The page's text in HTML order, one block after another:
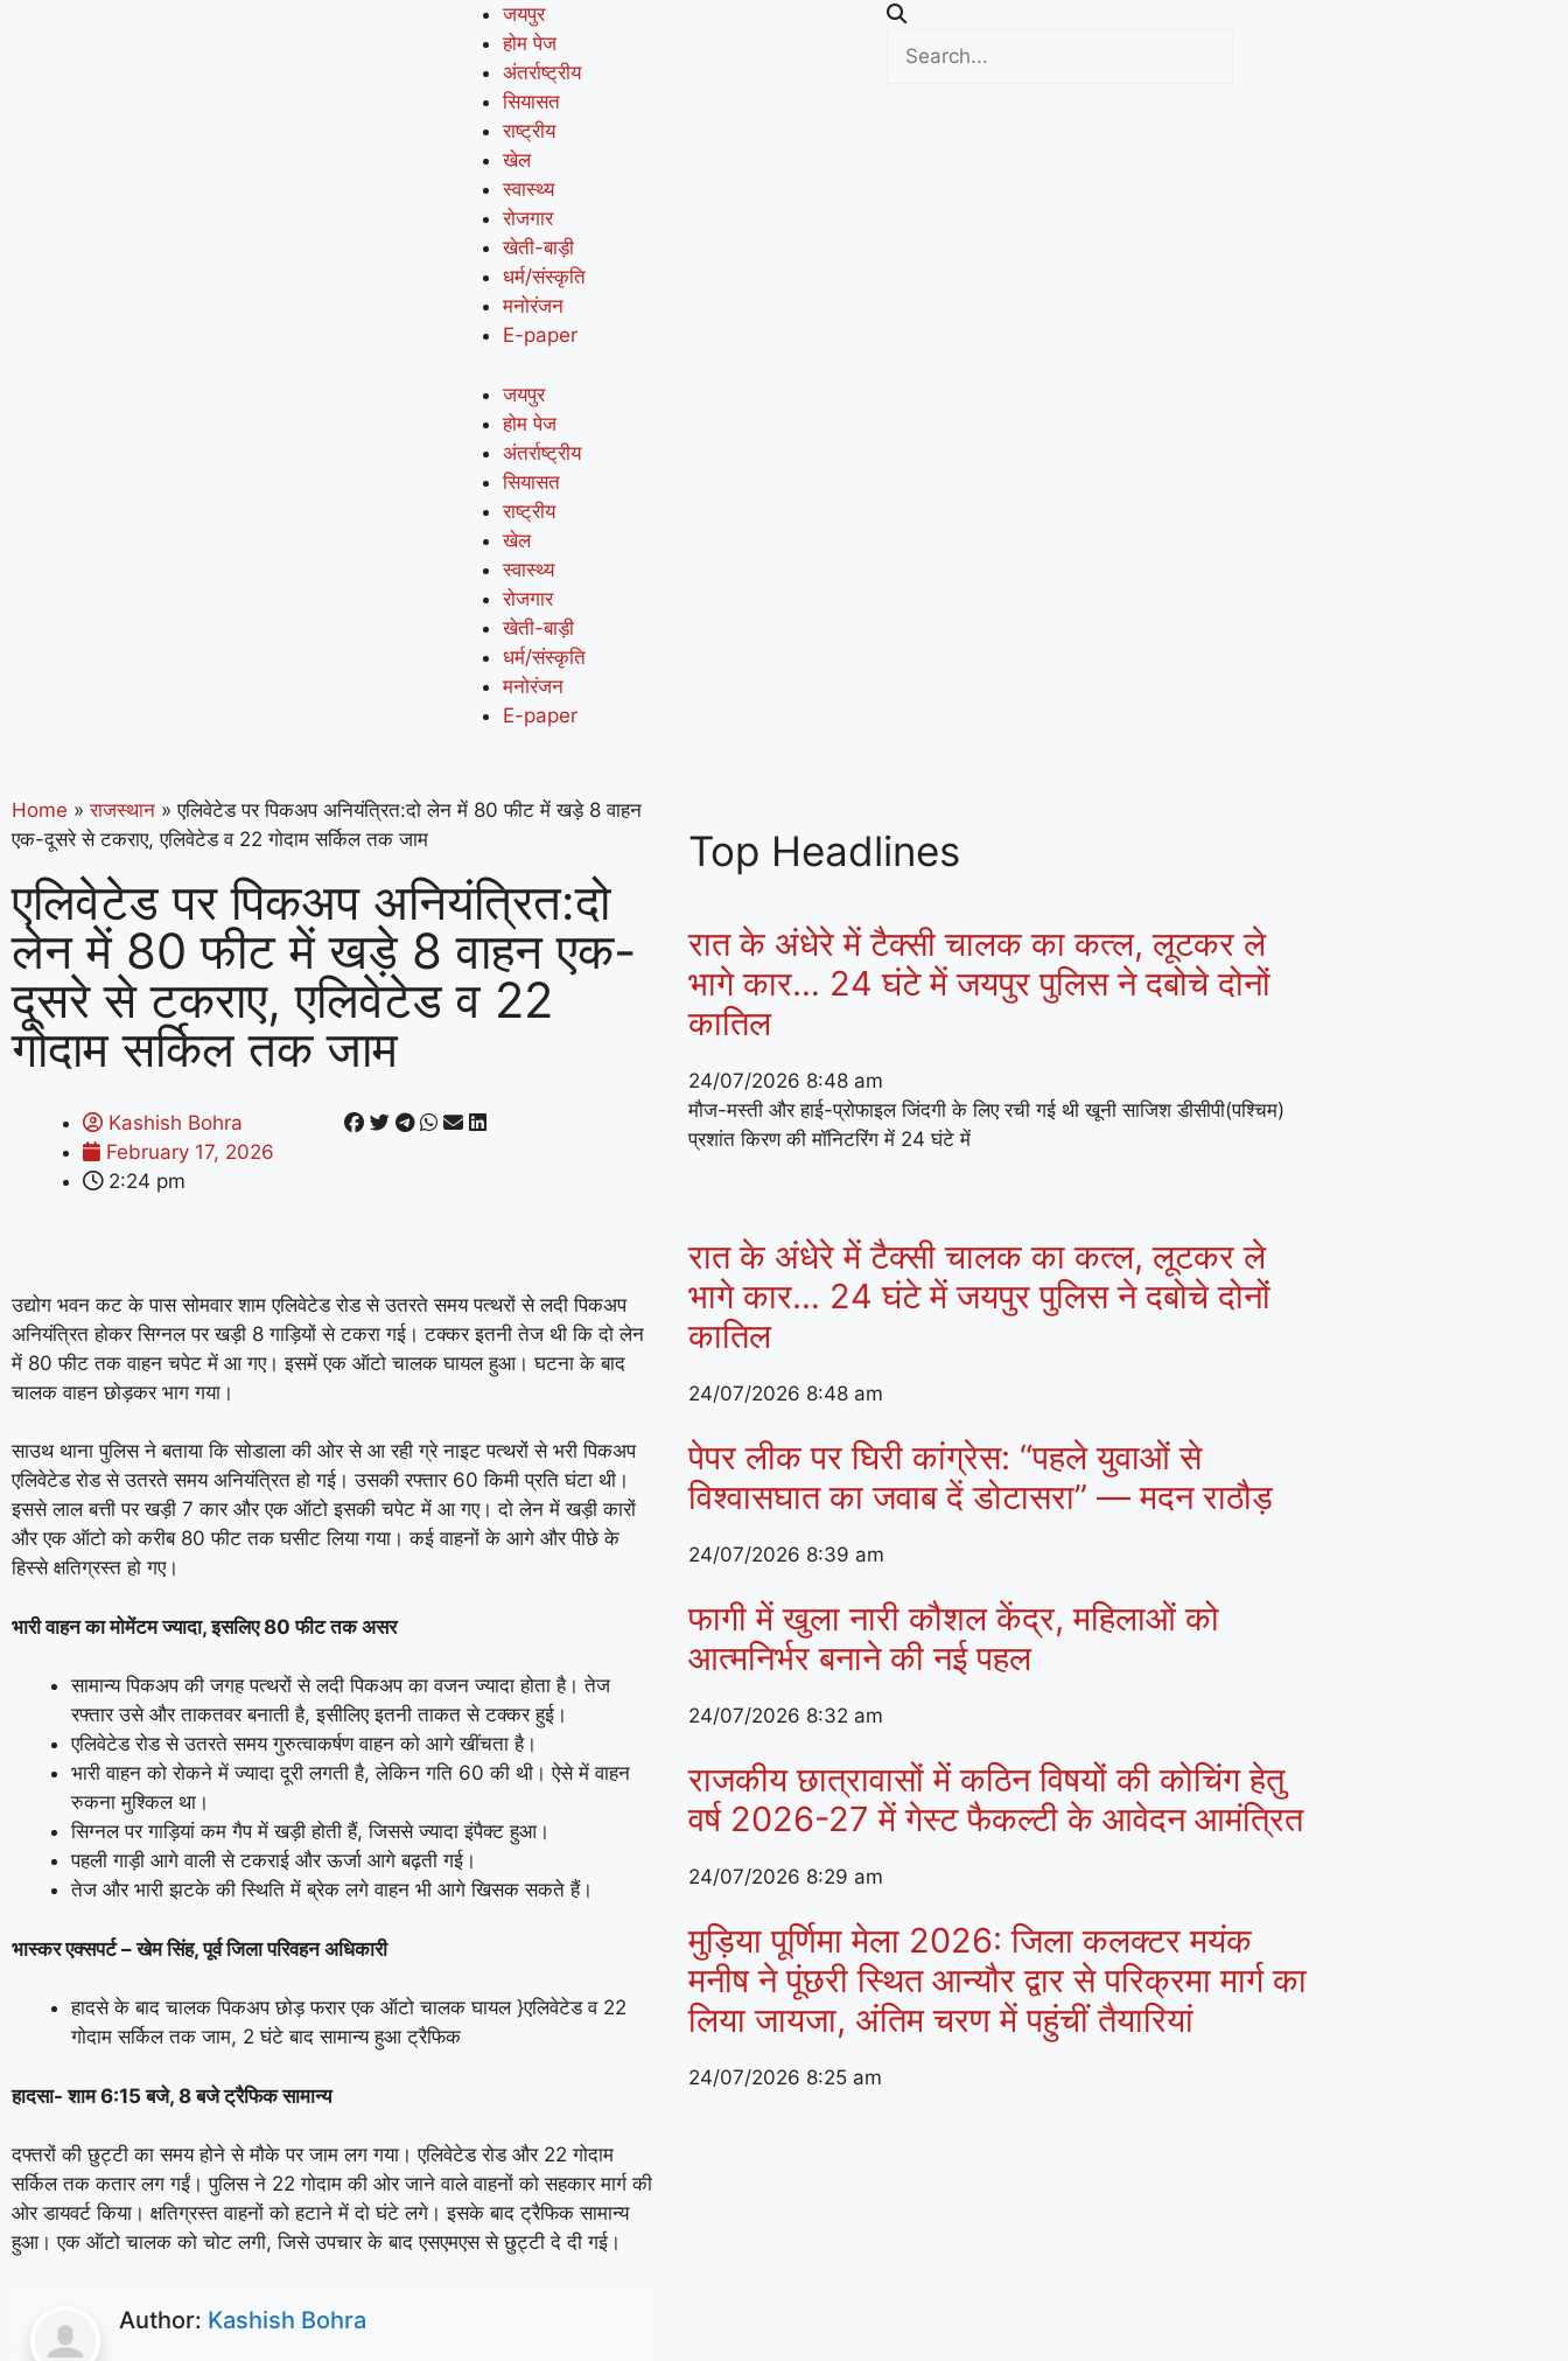
जयपुर
होम पेज
अंतर्राष्ट्रीय
सियासत
राष्ट्रीय
खेल
स्वास्थ्य
रोजगार
खेती-बाड़ी
धर्म/संस्कृति
मनोरंजन
E-paper
जयपुर
होम पेज
अंतर्राष्ट्रीय
सियासत
राष्ट्रीय
खेल
स्वास्थ्य
रोजगार
खेती-बाड़ी
धर्म/संस्कृति
मनोरंजन
E-paper
Home » राजस्थान » एलिवेटेड पर पिकअप अनियंत्रित:दो लेन में 80 फीट में खड़े 8 वाहन
एक-दूसरे से टकराए, एलिवेटेड व 22 गोदाम सर्किल तक जाम
एलिवेटेड पर पिकअप अनियंत्रित:दो
लेन में 80 फीट में खड़े 8 वाहन एक-
दूसरे से टकराए, एलिवेटेड व 22
गोदाम सर्किल तक जाम
Kashish Bohra
February 17, 2026
2:24 pm
उद्योग भवन कट के पास सोमवार शाम एलिवेटेड रोड से उतरते समय पत्थरों से लदी पिकअप
अनियंत्रित होकर सिग्नल पर खड़ी 8 गाड़ियों से टकरा गई। टक्कर इतनी तेज थी कि दो लेन
में 80 फीट तक वाहन चपेट में आ गए। इसमें एक ऑटो चालक घायल हुआ। घटना के बाद
चालक वाहन छोड़कर भाग गया।
साउथ थाना पुलिस ने बताया कि सोडाला की ओर से आ रही ग्रे नाइट पत्थरों से भरी पिकअप
एलिवेटेड रोड से उतरते समय अनियंत्रित हो गई। उसकी रफ्तार 60 किमी प्रति घंटा थी।
इससे लाल बत्ती पर खड़ी 7 कार और एक ऑटो इसकी चपेट में आ गए। दो लेन में खड़ी कारों
और एक ऑटो को करीब 80 फीट तक घसीट लिया गया। कई वाहनों के आगे और पीछे के
हिस्से क्षतिग्रस्त हो गए।
भारी वाहन का मोमेंटम ज्यादा, इसलिए 80 फीट तक असर
सामान्य पिकअप की जगह पत्थरों से लदी पिकअप का वजन ज्यादा होता है। तेज
रफ्तार उसे और ताकतवर बनाती है, इसीलिए इतनी ताकत से टक्कर हुई।
एलिवेटेड रोड से उतरते समय गुरुत्वाकर्षण वाहन को आगे खींचता है।
भारी वाहन को रोकने में ज्यादा दूरी लगती है, लेकिन गति 60 की थी। ऐसे में वाहन
रुकना मुश्किल था।
सिग्नल पर गाड़ियां कम गैप में खड़ी होती हैं, जिससे ज्यादा इंपैक्ट हुआ।
पहली गाड़ी आगे वाली से टकराई और ऊर्जा आगे बढ़ती गई।
तेज और भारी झटके की स्थिति में ब्रेक लगे वाहन भी आगे खिसक सकते हैं।
भास्कर एक्सपर्ट – खेम सिंह, पूर्व जिला परिवहन अधिकारी
हादसे के बाद चालक पिकअप छोड़ फरार एक ऑटो चालक घायल }एलिवेटेड व 22
गोदाम सर्किल तक जाम, 2 घंटे बाद सामान्य हुआ ट्रैफिक
हादसा- शाम 6:15 बजे, 8 बजे ट्रैफिक सामान्य
दफ्तरों की छुट्टी का समय होने से मौके पर जाम लग गया। ए​लिवेटेड रोड और 22 गोदाम
सर्किल तक कतार लग गईं। पुलिस ने 22 गोदाम की ओर जाने वाले वाहनों को सहकार मार्ग की
ओर डायवर्ट किया। क्षतिग्रस्त वाहनों को हटाने में दो घंटे लगे। इसके बाद ट्रैफिक सामान्य
हुआ। एक ऑटो चालक को चोट लगी, जिसे उपचार के बाद एसएमएस से छुट्टी दे दी गई।
Author: Kashish Bohra
Top Headlines
रात के अंधेरे में टैक्सी चालक का कत्ल, लूटकर ले
भागे कार… 24 घंटे में जयपुर पुलिस ने दबोचे दोनों
कातिल
24/07/2026 8:48 am
मौज-मस्ती और हाई-प्रोफाइल जिंदगी के लिए रची गई थी खूनी साजिश डीसीपी(पश्चिम)
प्रशांत किरण की मॉनिटरिंग में 24 घंटे में
रात के अंधेरे में टैक्सी चालक का कत्ल, लूटकर ले
भागे कार… 24 घंटे में जयपुर पुलिस ने दबोचे दोनों
कातिल
24/07/2026 8:48 am
पेपर लीक पर घिरी कांग्रेस: “पहले युवाओं से
विश्वासघात का जवाब दें डोटासरा” — मदन राठौड़
24/07/2026 8:39 am
फागी में खुला नारी कौशल केंद्र, महिलाओं को
आत्मनिर्भर बनाने की नई पहल
24/07/2026 8:32 am
राजकीय छात्रावासों में कठिन विषयों की कोचिंग हेतु
वर्ष 2026-27 में गेस्ट फैकल्टी के आवेदन आमंत्रित
24/07/2026 8:29 am
मुड़िया पूर्णिमा मेला 2026: जिला कलक्टर मयंक
मनीष ने पूंछरी स्थित आन्यौर द्वार से परिक्रमा मार्ग का
लिया जायजा, अंतिम चरण में पहुंचीं तैयारियां
24/07/2026 8:25 am